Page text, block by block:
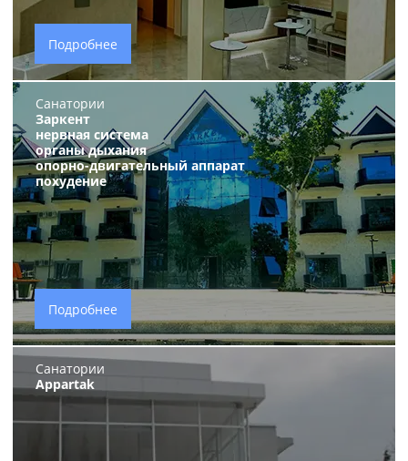
Подробнее
Санатории
Заркент
нервная система
органы дыхания
опорно-двигательный аппарат
похудение
Подробнее
Санатории
Appartak